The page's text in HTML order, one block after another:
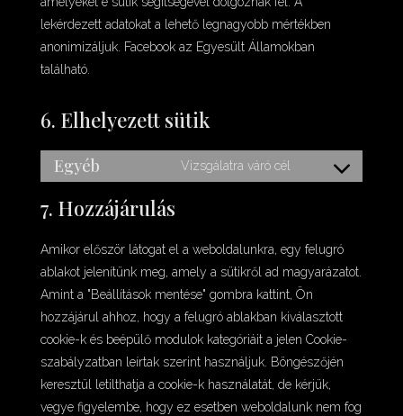
lekérdezett adatokat a lehető legnagyobb mértékben
anonimizáljuk. Facebook az Egyesült Államokban
található.
6. Elhelyezett sütik
Egyéb Vizsgálatra váró cél
Consent
egyéb
7. Hozzájárulás
Amikor először látogat el a weboldalunkra, egy felugró
ablakot jelenítünk meg, amely a sütikről ad magyarázatot.
Amint a "Beállítások mentése" gombra kattint, Ön
hozzájárul ahhoz, hogy a felugró ablakban kiválasztott
cookie-k és beépülő modulok kategóriáit a jelen Cookie-
szabályzatban leírtak szerint használjuk. Böngészőjén
keresztül letilthatja a cookie-k használatát, de kérjük,
vegye figyelembe, hogy ez esetben weboldalunk nem fog